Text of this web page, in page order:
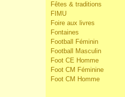
Fêtes & traditions
FIMU
Foire aux livres
Fontaines
Football Féminin
Football Masculin
Foot CE Homme
Foot CM Féminine
Foot CM Homme